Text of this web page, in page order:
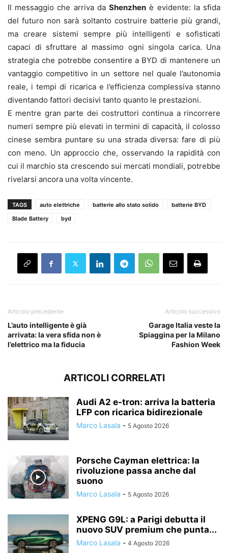
Il messaggio che arriva daShenzhen è evidente: la sfida
del futuro non sarà soltanto costruire batterie più grandi,
ma creare sistemi sempre più intelligenti e sofisticati
capaci di sfruttare al massimo ogni singola carica. Una
strategia che potrebbe consentire a BYD di mantenere un
vantaggio competitivo in un settore nel quale l’autonomia
reale, i tempi di ricarica e l’efficienza complessiva stanno
diventando fattori decisivi tanto quanto le prestazioni.
E mentre gran parte dei costruttori continua a rincorrere
numeri sempre più elevati in termini di capacità, il colosso
cinese sembra puntare su una strada diversa: fare di più
con meno. Un approccio che, osservando la rapidità con
cui il marchio sta crescendo sui mercati mondiali, potrebbe
rivelarsi ancora una volta vincente.
TAGS auto elettriche batterie allo stato solido
batterie BYD
Blade Battery
byd
Articolo precedente
L’auto intelligente è già
arrivata: la vera sfida non è
l’elettrico ma la fiducia
Articolo successivo
Garage Italia veste la
Spiaggina per la Milano
Fashion Week
ARTICOLI CORRELATI
Audi A2 e-tron: arriva la batteria
LFP con ricarica bidirezionale
Marco Lasala - 5 Agosto 2026
Porsche Cayman elettrica: la
rivoluzione passa anche dal
suono
Marco Lasala - 5 Agosto 2026
XPENG G9L: a Parigi debutta il
nuovo SUV premium che punta...
Marco Lasala - 4 Agosto 2026